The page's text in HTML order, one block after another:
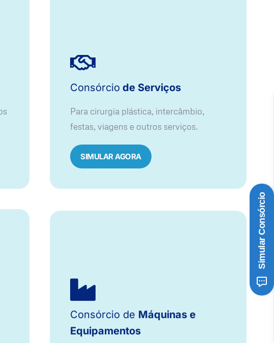
Consórcio de Serviços
Para cirurgia plástica, intercâmbio,
festas, viagens e outros serviços.
SIMULAR AGORA
Consórcio de Máquinas e
Equipamentos
Simular Consórcio